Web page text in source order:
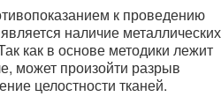
к проведению
наличие металлических
как в основе методики лежит
может произойти разрыв
целостности тканей.